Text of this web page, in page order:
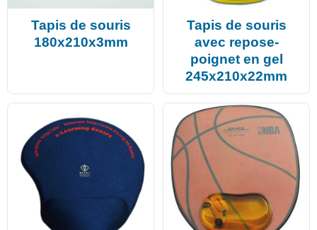
Tapis de souris
180x210x3mm
Tapis de souris
avec repose-
poignet en gel
245x210x22mm